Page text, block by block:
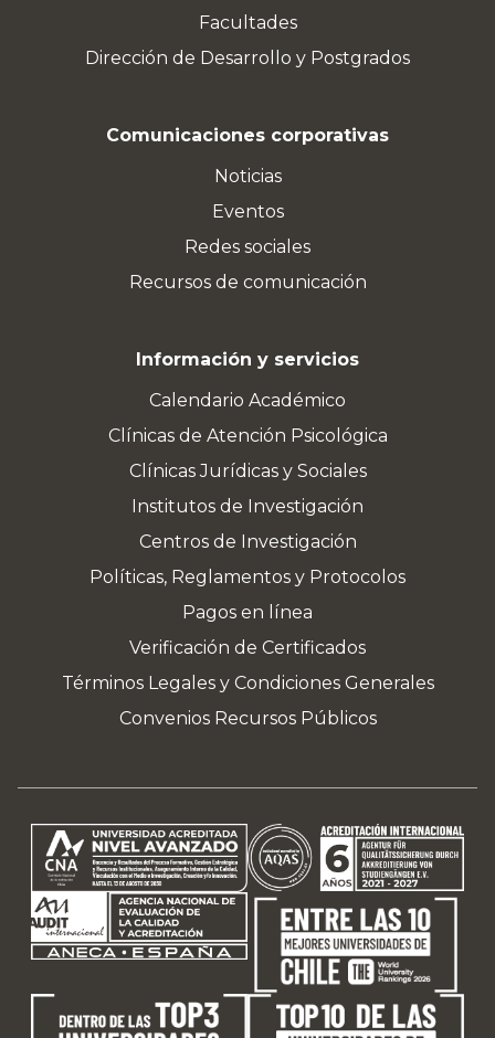
Facultades
Dirección de Desarrollo y Postgrados
Comunicaciones corporativas
Noticias
Eventos
Redes sociales
Recursos de comunicación
Información y servicios
Calendario Académico
Clínicas de Atención Psicológica
Clínicas Jurídicas y Sociales
Institutos de Investigación
Centros de Investigación
Políticas, Reglamentos y Protocolos
Pagos en línea
Verificación de Certificados
Términos Legales y Condiciones Generales
Convenios Recursos Públicos